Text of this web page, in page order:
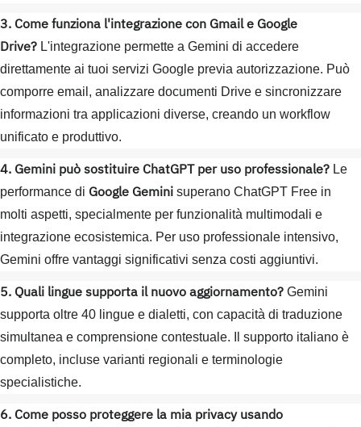
3. Come funziona l'integrazione con Gmail e Google
Drive? L'integrazione permette a Gemini di accedere
direttamente ai tuoi servizi Google previa autorizzazione. Può
comporre email, analizzare documenti Drive e sincronizzare
informazioni tra applicazioni diverse, creando un workflow
unificato e produttivo.
4. Gemini può sostituire ChatGPT per uso professionale? Le
performance di Google Gemini superano ChatGPT Free in
molti aspetti, specialmente per funzionalità multimodali e
integrazione ecosistemica. Per uso professionale intensivo,
Gemini offre vantaggi significativi senza costi aggiuntivi.
5. Quali lingue supporta il nuovo aggiornamento? Gemini
supporta oltre 40 lingue e dialetti, con capacità di traduzione
simultanea e comprensione contestuale. Il supporto italiano è
completo, incluse varianti regionali e terminologie
specialistiche.
6. Come posso proteggere la mia privacy usando